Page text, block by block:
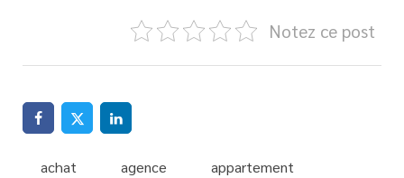
Notez ce post
achat agence
appartement